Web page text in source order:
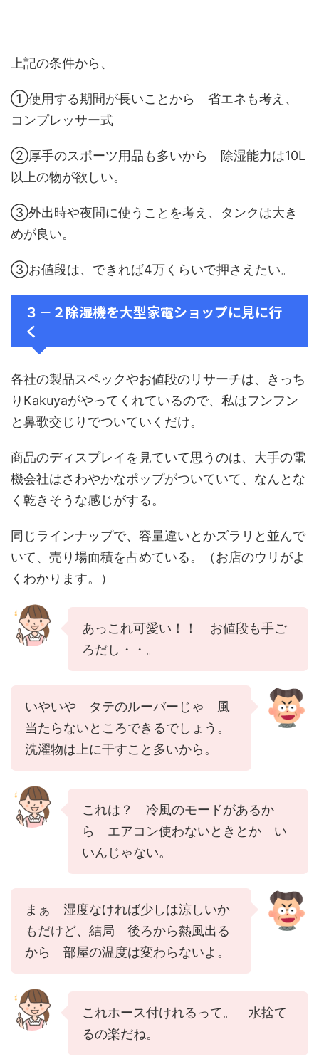
上記の条件から、
①使用する期間が長いことから 省エネも考え、
コンプレッサー式
②厚手のスポーツ用品も多いから 除湿能力は10L
以上の物が欲しい。
③外出時や夜間に使うことを考え、タンクは大き
めが良い。
③お値段は、できれば4万くらいで押さえたい。
３－２除湿機を大型家電ショップに見に行
く
各社の製品スペックやお値段のリサーチは、きっち
りKakuyaがやってくれているので、私はフンフン
と鼻歌交じりでついていくだけ。
商品のディスプレイを見ていて思うのは、大手の電
機会社はさわやかなポップがついていて、なんとな
く乾きそうな感じがする。
同じラインナップで、容量違いとかズラリと並んで
いて、売り場面積を占めている。（お店のウリがよ
くわかります。）
あっこれ可愛い！！ お値段も手ご
ろだし・・。
いやいや タテのルーバーじゃ 風
当たらないところできるでしょう。
洗濯物は上に干すこと多いから。
これは？ 冷風のモードがあるか
ら エアコン使わないときとか い
いんじゃない。
まぁ 湿度なければ少しは涼しいか
もだけど、結局 後ろから熱風出る
から 部屋の温度は変わらないよ。
これホース付けれるって。 水捨て
るの楽だね。